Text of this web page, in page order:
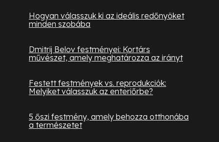
Hogyan válasszuk ki az ideális redőnyöket
minden szobába
Dmitrij Belov festményei: Kortárs
művészet, amely meghatározza az irányt
Festett festmények vs. reprodukciók:
Melyiket válasszuk az enteriőrbe?
5 őszi festmény, amely behozza otthonába
a természetet